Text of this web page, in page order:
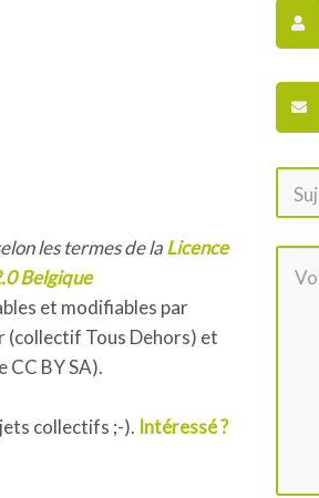
les termes de laLicence
Belgique
et modifiables par
Tous Dehors) et
CC BY SA).
collectifs ;-). Intéressé ?